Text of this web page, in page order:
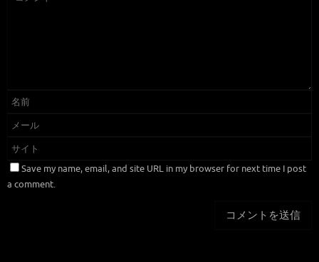
Save my name, email, and site URL in my browser for next time I post
a comment.